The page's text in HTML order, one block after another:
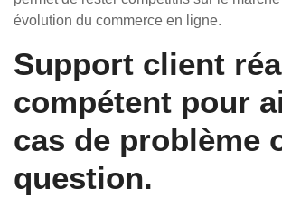
évolution du commerce en ligne.
Support client
compétent pour
cas de problème
question.